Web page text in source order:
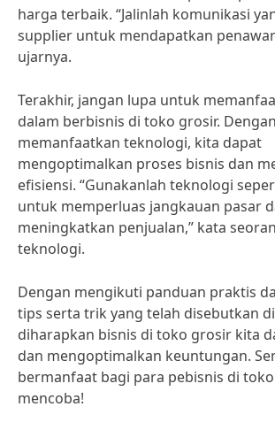
harga terbaik. “Jalinlah komunikasi
supplier untuk mendapatkan
ujarnya.
Terakhir, jangan lupa untuk
dalam berbisnis di toko grosir. Dengan
memanfaatkan teknologi, kita dapat
mengoptimalkan proses bisnis dan
efisiensi. “Gunakanlah teknologi
untuk memperluas jangkauan pasar
meningkatkan penjualan,” kata
teknologi.
Dengan mengikuti panduan praktis
tips serta trik yang telah disebutkan
diharapkan bisnis di toko grosir kita
dan mengoptimalkan keuntungan.
bermanfaat bagi para pebisnis di
mencoba!